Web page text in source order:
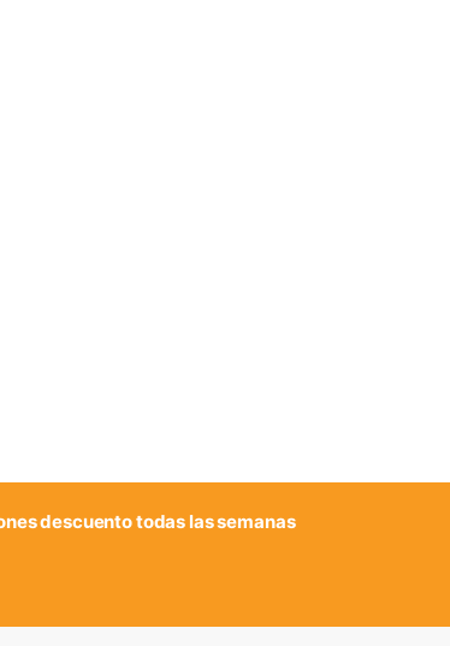
descuento todas las semanas